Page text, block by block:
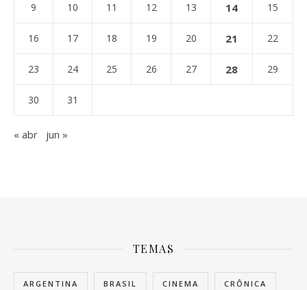
9 10 11 12 13 14 15
16 17 18 19 20 21 22
23 24 25 26 27 28 29
30 31
« abr jun »
TEMAS
ARGENTINA BRASIL CINEMA CRÔNICA